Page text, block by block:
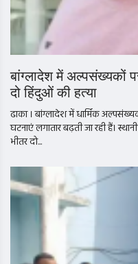
बांग्लादेश में अल्पसंख्यकों
दो हिंदुओं की हत्या
ढाका । बांग्लादेश में धार्मिक
घटनाएं लगातार बढ़ती जा रही हैं।
भीतर दो...